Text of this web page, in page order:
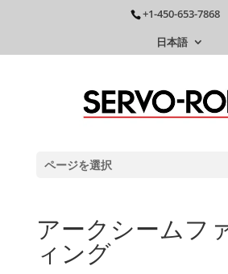
+1-450-653-7868
日本語
ページを選択
アークシームフ
ィング